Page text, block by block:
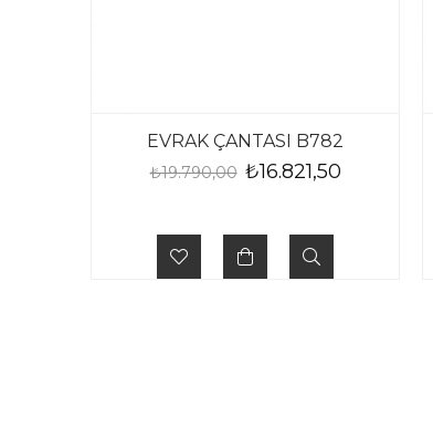
EVRAK ÇANTASI B782
₺16.821,50
₺19.790,00